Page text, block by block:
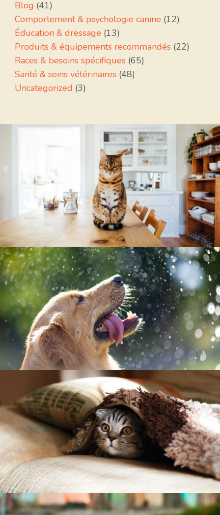
Blog (41)
Comportement & psychologie canine (12)
Éducation & dressage (13)
Produits & équipements recommandés (22)
Races & besoins spécifiques (65)
Santé & soins vétérinaires (48)
Uncategorized (3)